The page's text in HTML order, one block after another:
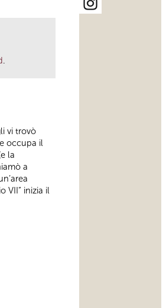
.
vi trovò
occupa il
la
a
VII” inizia il